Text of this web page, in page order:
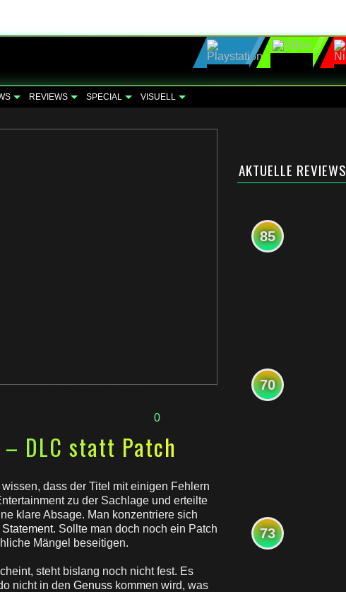
REVIEWS SPECIAL VISUELL
0
DLC statt Patch
dass der Titel mit einigen Fehlern
zu der Sachlage und erteilte
klare Absage. Man konzentriere sich
Statement. Sollte man doch noch ein Patch
Mängel beseitigen.
steht bislang noch nicht fest. Es
nicht in den Genuss kommen wird, was
AKTUELLE REVIEWS
85
70
73